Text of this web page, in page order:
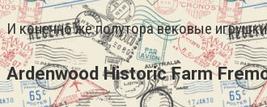
И конечно же полутора вековые
Ardenwood Historic Farm